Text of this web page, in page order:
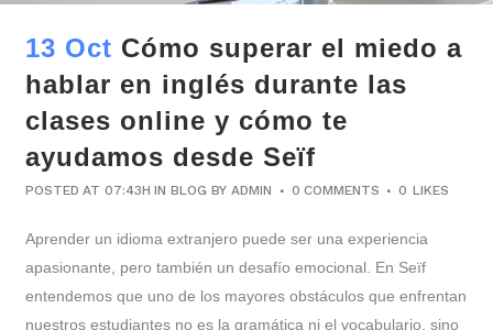
13 Oct Cómo superar el miedo a
hablar en inglés durante las
clases online y cómo te
ayudamos desde Seïf
POSTED AT 07:43H INBLOG BYADMIN 0 COMMENTS 0 LIKES
Aprender un idioma extranjero puede ser una experiencia
apasionante, pero también un desafío emocional. En Seïf
entendemos que uno de los mayores obstáculos que enfrentan
nuestros estudiantes no es la gramática ni el vocabulario, sino